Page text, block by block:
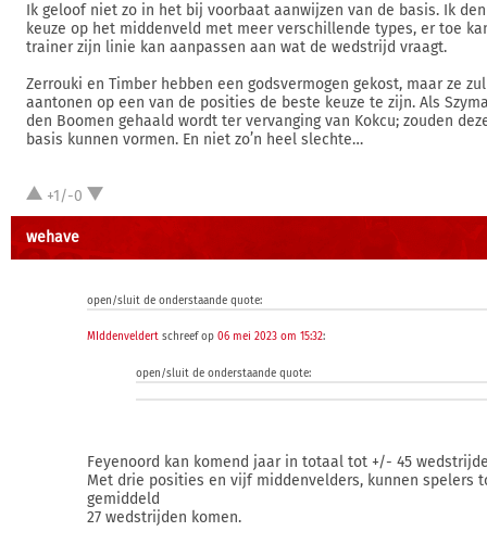
Ik geloof niet zo in het bij voorbaat aanwijzen van de basis. Ik
keuze op het middenveld met meer verschillende types, er toe
trainer zijn linie kan aanpassen aan wat de wedstrijd vraagt.
Zerrouki en Timber hebben een godsvermogen gekost, maar ze
aantonen op een van de posities de beste keuze te zijn. Als
den Boomen gehaald wordt ter vervanging van Kokcu; zouden
basis kunnen vormen. En niet zo’n heel slechte…
+1/-0
wehave
open/sluit de onderstaande quote:
MIddenveldert schreef op 06 mei 2023 om 15:32:
open/sluit de onderstaande quote:
Feyenoord kan komend jaar in totaal tot +/- 45
Met drie posities en vijf middenvelders, kunnen spelers
gemiddeld
27 wedstrijden komen.